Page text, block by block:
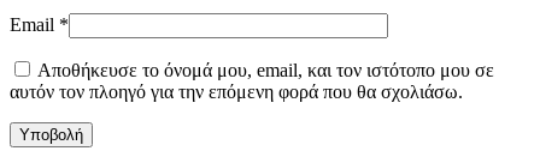
Email *
Αποθήκευσε το όνομά μου, email, και τον ιστότοπο μου σε
αυτόν τον πλοηγό για την επόμενη φορά που θα σχολιάσω.